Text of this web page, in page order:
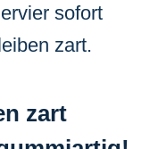
sofort
zart.
zart